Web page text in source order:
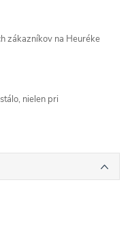
zákazníkov na Heuréke
nielen pri